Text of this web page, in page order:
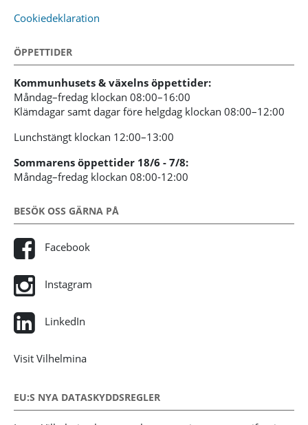
Cookiedeklaration
ÖPPETTIDER
Kommunhusets & växelns öppettider:
Måndag–fredag klockan 08:00–16:00
Klämdagar samt dagar före helgdag klockan 08:00–12:00
Lunchstängt klockan 12:00–13:00
Sommarens öppettider 18/6 - 7/8:
Måndag–fredag klockan 08:00-12:00
BESÖK OSS GÄRNA PÅ
Facebook
Instagram
LinkedIn
Visit Vilhelmina
EU:S NYA DATASKYDDSREGLER